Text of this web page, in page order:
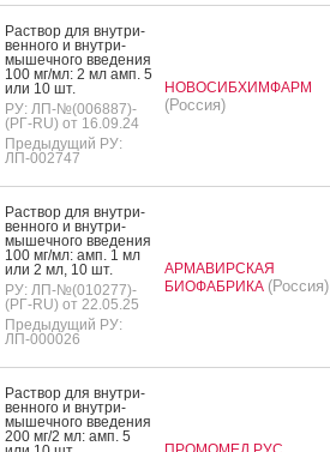
Рас­твор для внут­ри­
вен­но­го и внут­ри­
мышеч­но­го вве­дения
100 мг/мл: 2 мл амп. 5
или 10 шт.
РУ: ЛП-№(006887)-
(РГ-RU) от 16.09.24
Предыдущий РУ:
ЛП-002747
НОВОСИБХИМФАРМ
(Россия)
Рас­твор для внут­ри­
вен­но­го и внут­ри­
мышеч­но­го вве­дения
100 мг/мл: амп. 1 мл
или 2 мл, 10 шт.
РУ: ЛП-№(010277)-
(РГ-RU) от 22.05.25
Предыдущий РУ:
ЛП-000026
АРМАВИРСКАЯ
БИОФАБРИКА (Россия)
Рас­твор для внут­ри­
вен­но­го и внут­ри­
мышеч­но­го вве­дения
200 мг/2 мл: амп. 5